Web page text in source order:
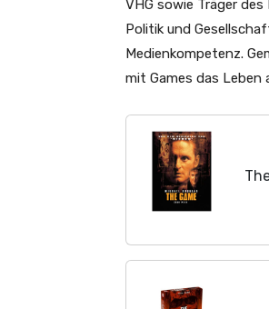
VHG sowie Träger
Politik und
Medienkompetenz.
mit Games das Leben